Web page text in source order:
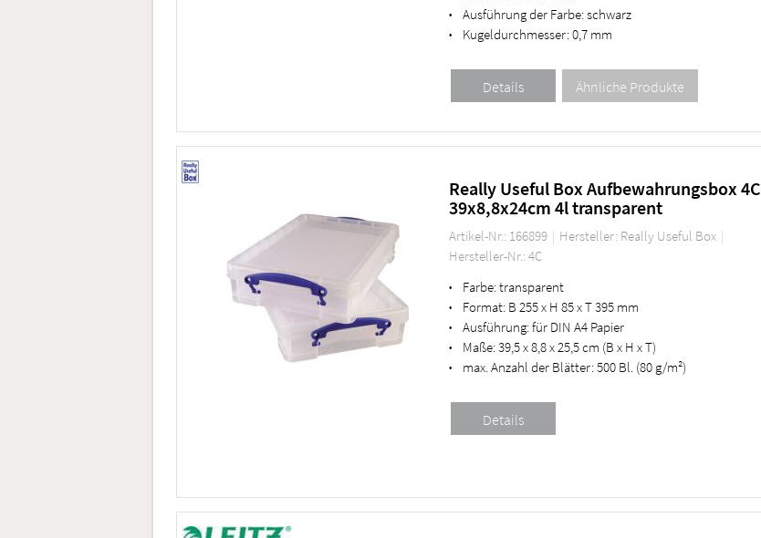
• Ausführung der Farbe:schwarz
• Kugeldurchmesser:0,7 mm
Really Useful Box Aufbewahrungsbox 4C
39x8,8x24cm 4l transparent
Artikel-Nr.: 166899
Hersteller: Really Useful Box
Hersteller-Nr.: 4C
• Farbe:transparent
• Format: B 255 x H 85 x T 395 mm
• Ausführung:für DIN A4 Papier
• Maße:39,5 x 8,8 x 25,5 cm (B x H x T)
• max. Anzahl der Blätter:500 Bl. (80 g/m²)